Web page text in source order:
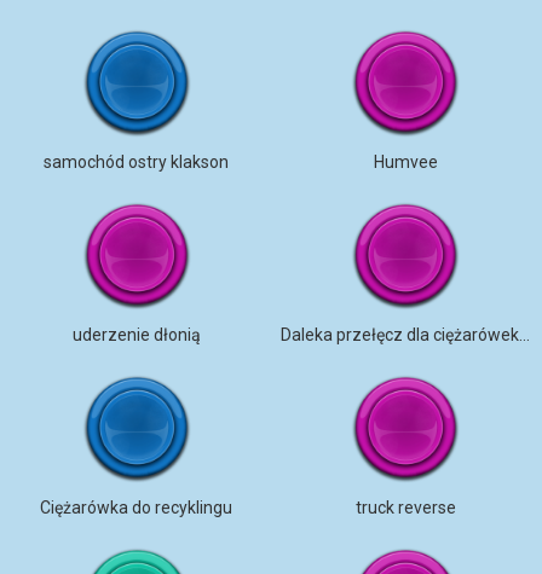
samochód ostry klakson Humvee
uderzenie dłonią Daleka przełęcz dla ciężarówek, środek nocy, woda, PEC am
Ciężarówka do recyklingu truck reverse